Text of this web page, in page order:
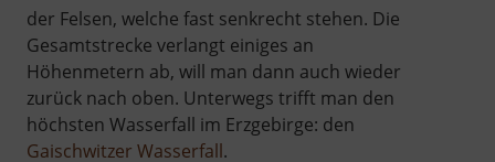
der Felsen, welche fast senkrecht stehen. Die
Gesamtstrecke verlangt einiges an
Höhenmetern ab, will man dann auch wieder
zurück nach oben. Unterwegs trifft man den
höchsten Wasserfall im Erzgebirge: den
Gaischwitzer Wasserfall.